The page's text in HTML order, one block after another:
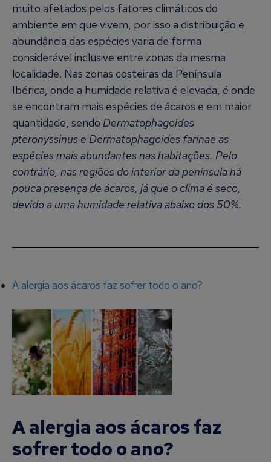
muito afetados pelos fatores climáticos do
ambiente em que vivem, por isso a distribuição e
abundância das espécies varia de forma
considerável inclusive entre zonas da mesma
localidade. Nas zonas costeiras da Península
Ibérica, onde a humidade relativa é elevada, é onde
se encontram mais espécies de ácaros e em maior
quantidade, sendo Dermatophagoides
pteronyssinus e Dermatophagoides farinae as
espécies mais abundantes nas habitações. Pelo
contrário, nas regiões do interior da península há
pouca presença de ácaros, já que o clima é seco,
devido a uma humidade relativa abaixo dos 50%.
A alergia aos ácaros faz sofrer todo o ano?
A alergia aos ácaros faz
sofrer todo o ano?